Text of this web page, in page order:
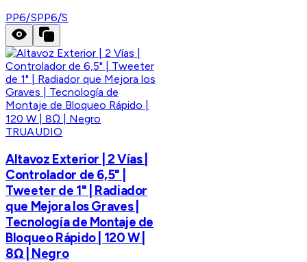
PP6/SPP6/S
TRUAUDIO
Altavoz Exterior | 2 Vías |
Controlador de 6,5" |
Tweeter de 1" | Radiador
que Mejora los Graves |
Tecnología de Montaje de
Bloqueo Rápido | 120 W |
8Ω | Negro